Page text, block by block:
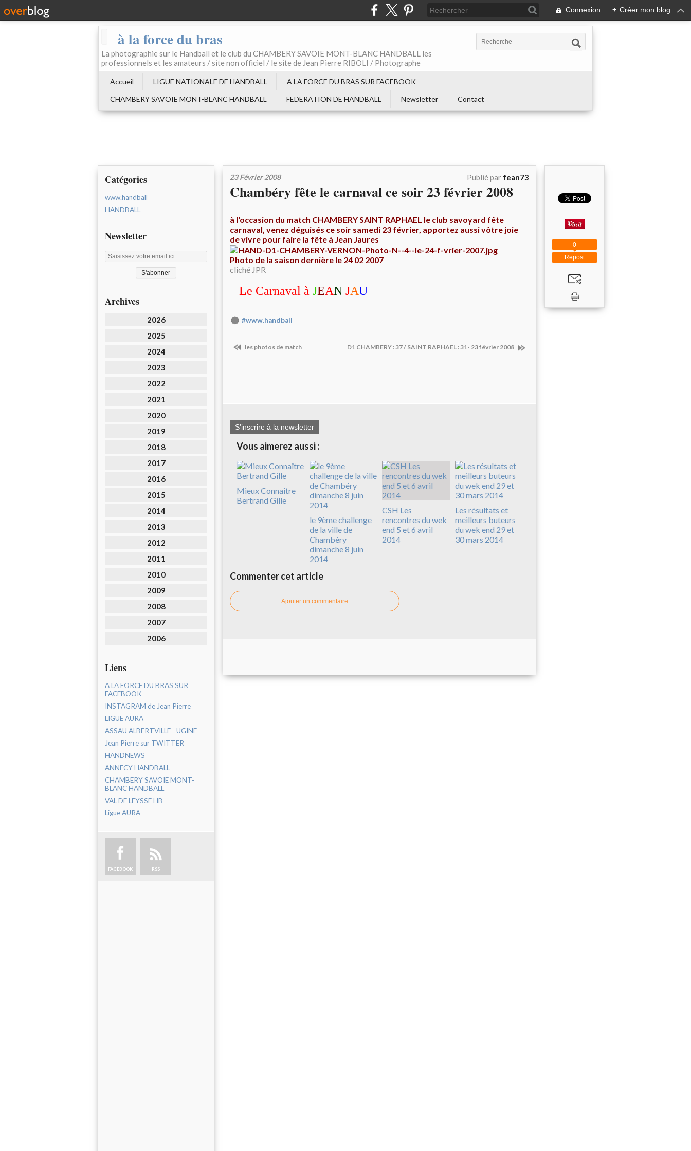
Connexion + Créer mon blog
à la force du bras
La photographie sur le Handball et le club du CHAMBERY SAVOIE MONT-BLANC HANDBALL les
professionnels et les amateurs / site non officiel / le site de Jean Pierre RIBOLI / Photographe
Accueil LIGUE NATIONALE DE HANDBALL
A LA FORCE DU BRAS SUR FACEBOOK
CHAMBERY SAVOIE MONT-BLANC HANDBALL
FEDERATION DE HANDBALL Newsletter Contact
Catégories
www.handball
HANDBALL
Newsletter
Archives
2026
2025
2024
2023
2022
2021
2020
2019
2018
2017
2016
2015
2014
2013
2012
2011
2010
2009
2008
2007
2006
Liens
A LA FORCE DU BRAS SUR
FACEBOOK
INSTAGRAM de Jean Pierre
LIGUE AURA
ASSAU ALBERTVILLE - UGINE
Jean Pierre sur TWITTER
HANDNEWS
ANNECY HANDBALL
CHAMBERY SAVOIE MONT-
BLANC HANDBALL
VAL DE LEYSSE HB
Ligue AURA
FACEBOOK RSS
23 Février 2008 Publié par fean73
Chambéry fête le carnaval ce soir 23 février 2008
à l'occasion du match CHAMBERY SAINT RAPHAEL le club savoyard fête
carnaval, venez déguisés ce soir samedi 23 février, apportez aussi vôtre joie
de vivre pour faire la fête à Jean Jaures
Photo de la saison dernière le 24 02 2007
cliché JPR
Le Carnaval à JEAN JAU
#www.handball
les photos de match D1 CHAMBERY : 37 / SAINT RAPHAEL : 31- 23 février 2008
S'inscrire à la newsletter
Vous aimerez aussi :
Mieux Connaître
Bertrand Gille
le 9ème challenge
de la ville de
Chambéry
dimanche 8 juin
2014
CSH Les
rencontres du wek
end 5 et 6 avril
2014
Les résultats et
meilleurs buteurs
du wek end 29 et
30 mars 2014
Commenter cet article
Ajouter un commentaire
Repost
0